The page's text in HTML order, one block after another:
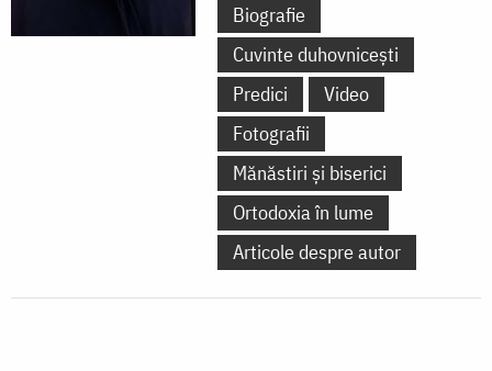
Biografie
Cuvinte duhovnicești
Predici
Video
Fotografii
Mănăstiri și biserici
Ortodoxia în lume
Articole despre autor